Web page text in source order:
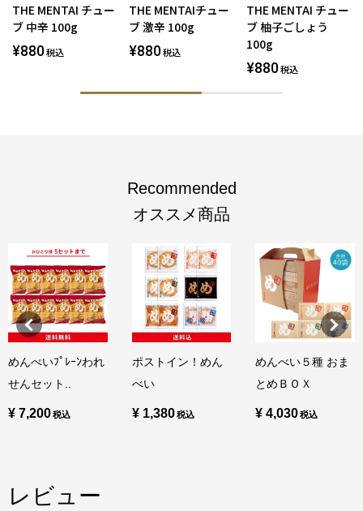
THE MENTAI チュー
ブ 中辛 100g
¥880 税込
THE MENTAIチュー
ブ 激辛 100g
¥880 税込
THE MENTAI チュー
ブ 柚子ごしょう
100g
¥880 税込
Recommended
オススメ商品
めんべいﾌﾟﾚｰﾝわれ
せんセット..
¥ 7,200
ポストイン！めん
べい
¥ 1,380
めんべい５種 おま
とめＢＯＸ
¥ 4,030
レビュー